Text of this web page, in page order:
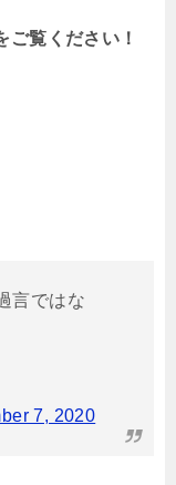
覧ください！
言ではな
7, 2020